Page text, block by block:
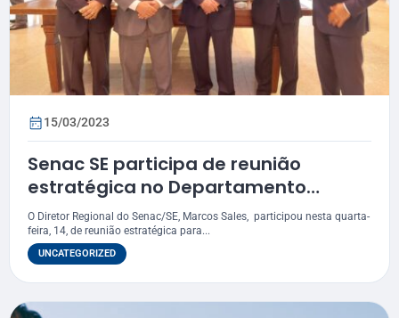
15/03/2023
Senac SE participa de reunião
estratégica no Departamento
Nacional
O Diretor Regional do Senac/SE, Marcos Sales, participou nesta quarta-
feira, 14, de reunião estratégica para...
UNCATEGORIZED